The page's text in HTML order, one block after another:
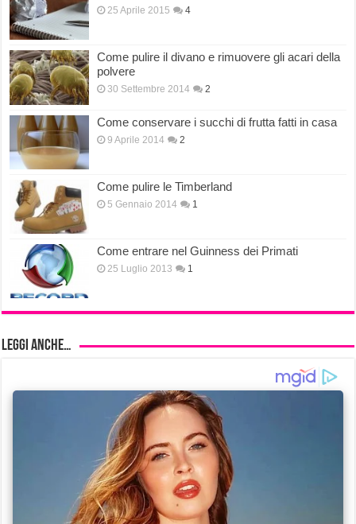
25 Aprile 2015 4
Come pulire il divano e rimuovere gli acari della
polvere
30 Settembre 2014 2
Come conservare i succhi di frutta fatti in casa
9 Aprile 2014 2
Come pulire le Timberland
5 Gennaio 2014 1
Come entrare nel Guinness dei Primati
25 Luglio 2013 1
Leggi anche…